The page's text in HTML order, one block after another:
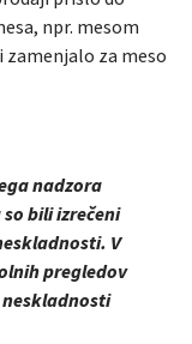
npr. mesom
zamenjalo za meso
nadzora
bili izrečeni
V
pregledov